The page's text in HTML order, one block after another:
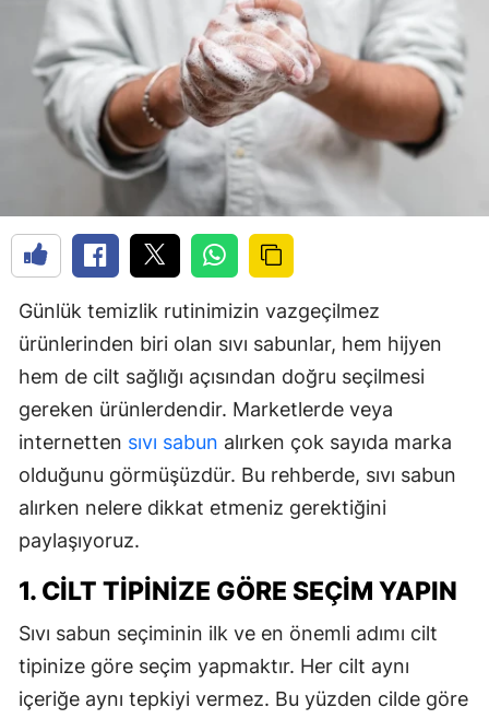
Günlük temizlik rutinimizin vazgeçilmez
ürünlerinden biri olan sıvı sabunlar, hem hijyen
hem de cilt sağlığı açısından doğru seçilmesi
gereken ürünlerdendir. Marketlerde veya
internetten sıvı sabun alırken çok sayıda marka
olduğunu görmüşüzdür. Bu rehberde, sıvı sabun
alırken nelere dikkat etmeniz gerektiğini
paylaşıyoruz.
1. CILT TIPINIZE GÖRE SEÇIM YAPIN
Sıvı sabun seçiminin ilk ve en önemli adımı cilt
tipinize göre seçim yapmaktır. Her cilt aynı
içeriğe aynı tepkiyi vermez. Bu yüzden cilde göre